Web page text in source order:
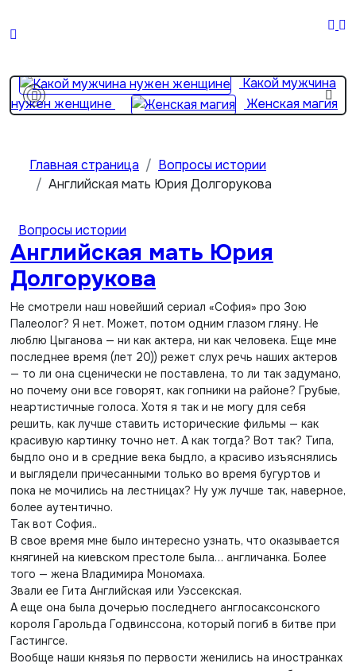
Какой мужчина
нужен женщине
Женская магия
Главная страница
Вопросы истории
Английская мать Юрия Долгорукова
Вопросы истории
Английская мать Юрия
Долгорукова
Не смотрели наш новейший сериал «София» про Зою
Палеолог? Я нет. Может, потом одним глазом гляну. Не
люблю Цыганова — ни как актера, ни как человека. Еще мне
последнее время (лет 20)) режет слух речь наших актеров
— то ли она сценически не поставлена, то ли так задумано,
но почему они все говорят, как гопники на районе? Грубые,
неартистичные голоса. Хотя я так и не могу для себя
решить, как лучше ставить исторические фильмы — как
красивую картинку точно нет. А как тогда? Вот так? Типа,
быдло оно и в средние века быдло, а красиво изъяснялись
и выглядели причесанными только во время бугуртов и
пока не мочились на лестницах? Ну уж лучше так, наверное,
более аутентично.
Так вот София..
В свое время мне было интересно узнать, что оказывается
княгиней на киевском престоле была… англичанка. Более
того — жена Владимира Мономаха.
Звали ее Гита Английская или Уэссекская.
А еще она была дочерью последнего англосаксонского
короля Гарольда Годвинссона, который погиб в битве при
Гастингсе.
Вообще наши князья по первости женились на иностранках